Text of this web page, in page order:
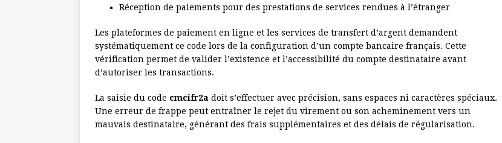
Réception de paiements pour des prestations de services rendues à l’étranger
Les plateformes de paiement en ligne et les services de transfert d’argent demandent
systématiquement ce code lors de la configuration d’un compte bancaire français. Cette
vérification permet de valider l’existence et l’accessibilité du compte destinataire avant
d’autoriser les transactions.
La saisie du code cmcifr2a doit s’effectuer avec précision, sans espaces ni caractères spéciaux.
Une erreur de frappe peut entraîner le rejet du virement ou son acheminement vers un
mauvais destinataire, générant des frais supplémentaires et des délais de régularisation.